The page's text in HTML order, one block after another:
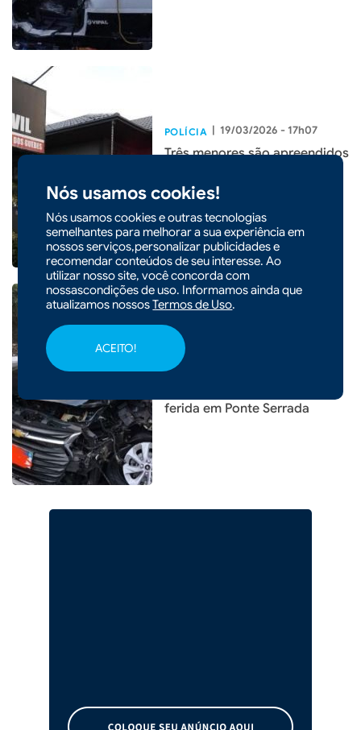
Nós usamos cookies!
Nós usamos cookies e outras tecnologias
semelhantes para melhorar a sua experiência em
nossos serviços,personalizar publicidades e
recomendar conteúdos de seu interesse. Ao
utilizar nosso site, você concorda com
nossascondições de uso. Informamos ainda que
atualizamos nossosTermos de Uso.
ACEITO!
POLÍCIA | 19/03/2026 - 17h07
Três menores são apreendidos
dos Guedes
16/03/2026 - 10h38
Colisão entre carro e
ferida em Ponte Serrada